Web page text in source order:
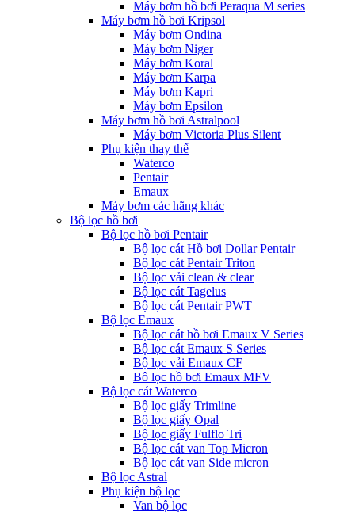
Máy bơm hồ bơi Peraqua M series
Máy bơm hồ bơi Kripsol
Máy bơm Ondina
Máy bơm Niger
Máy bơm Koral
Máy bơm Karpa
Máy bơm Kapri
Máy bơm Epsilon
Máy bơm hồ bơi Astralpool
Máy bơm Victoria Plus Silent
Phụ kiện thay thế
Waterco
Pentair
Emaux
Máy bơm các hãng khác
Bộ lọc hồ bơi
Bộ lọc hồ bơi Pentair
Bộ lọc cát Hồ bơi Dollar Pentair
Bộ lọc cát Pentair Triton
Bộ lọc vải clean & clear
Bộ lọc cát Tagelus
Bộ lọc cát Pentair PWT
Bộ lọc Emaux
Bộ lọc cát hồ bơi Emaux V Series
Bộ lọc cát Emaux S Series
Bộ lọc vải Emaux CF
Bô lọc hồ bơi Emaux MFV
Bộ lọc cát Waterco
Bộ lọc giấy Trimline
Bộ lọc giấy Opal
Bộ lọc giấy Fulflo Tri
Bộ lọc cát van Top Micron
Bộ lọc cát van Side micron
Bộ lọc Astral
Phụ kiện bộ lọc
Van bộ lọc